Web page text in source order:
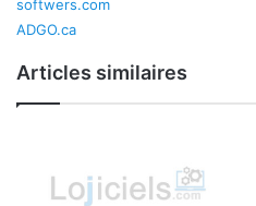
softwers.com
ADGO.ca
Articles similaires